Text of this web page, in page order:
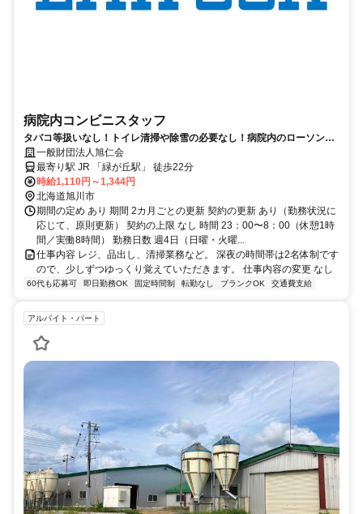
病院内コンビニスタッフ
タバコ等扱いなし！トイレ清掃や除雪の必要なし！病院内のローソンで
す◎一般財団法人旭仁会
最寄り駅 JR 「緑が丘駅」 徒歩22分
時給1,110円～1,344円
北海道旭川市
期間の定め あり 期間 2カ月ごとの更新 契約の更新 あり（勤務状況に
応じて、原則更新） 契約の上限 なし 時間 23：00〜8：00（休憩1時
間／実働8時間） 勤務日数 週4日（日曜・火曜...
仕事内容 レジ、品出し、清掃業務など。 深夜の時間帯は2名体制です
ので、少しずつゆっくり覚えていただきます。 仕事内容の変更 なし
60代も応募可 即日勤務OK 固定時間制 転勤なし ブランクOK 交通費支給
アルバイト・パート